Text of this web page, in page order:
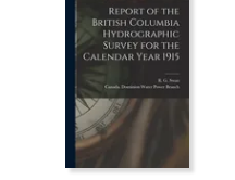
40%
dcto. $ 26.64